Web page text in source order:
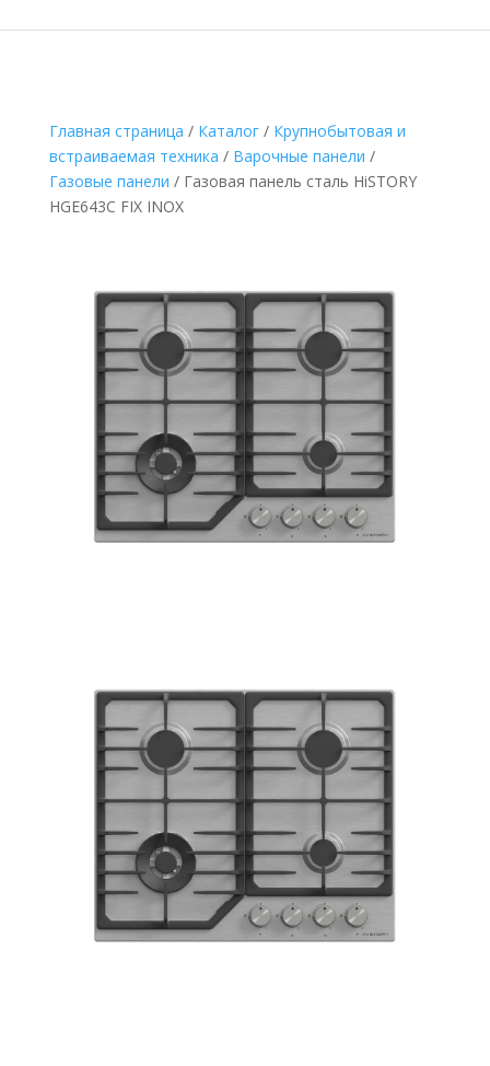
Главная страница / Каталог / Крупнобытовая и
встраиваемая техника / Варочные панели /
Газовые панели / Газовая панель сталь HiSTORY
HGE643C FIX INOX